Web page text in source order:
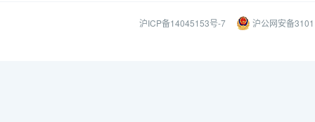
沪ICP备14045153号-7 沪公网安备